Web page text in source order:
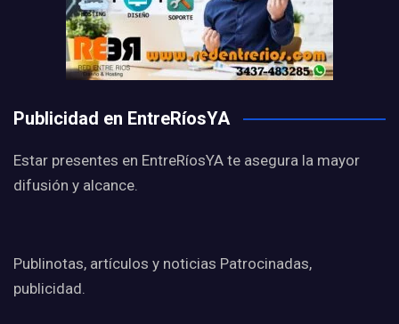
Publicidad en EntreRíosYA
Estar presentes en EntreRíosYA te asegura la mayor
difusión y alcance.
Publinotas, artículos y noticias Patrocinadas,
publicidad.